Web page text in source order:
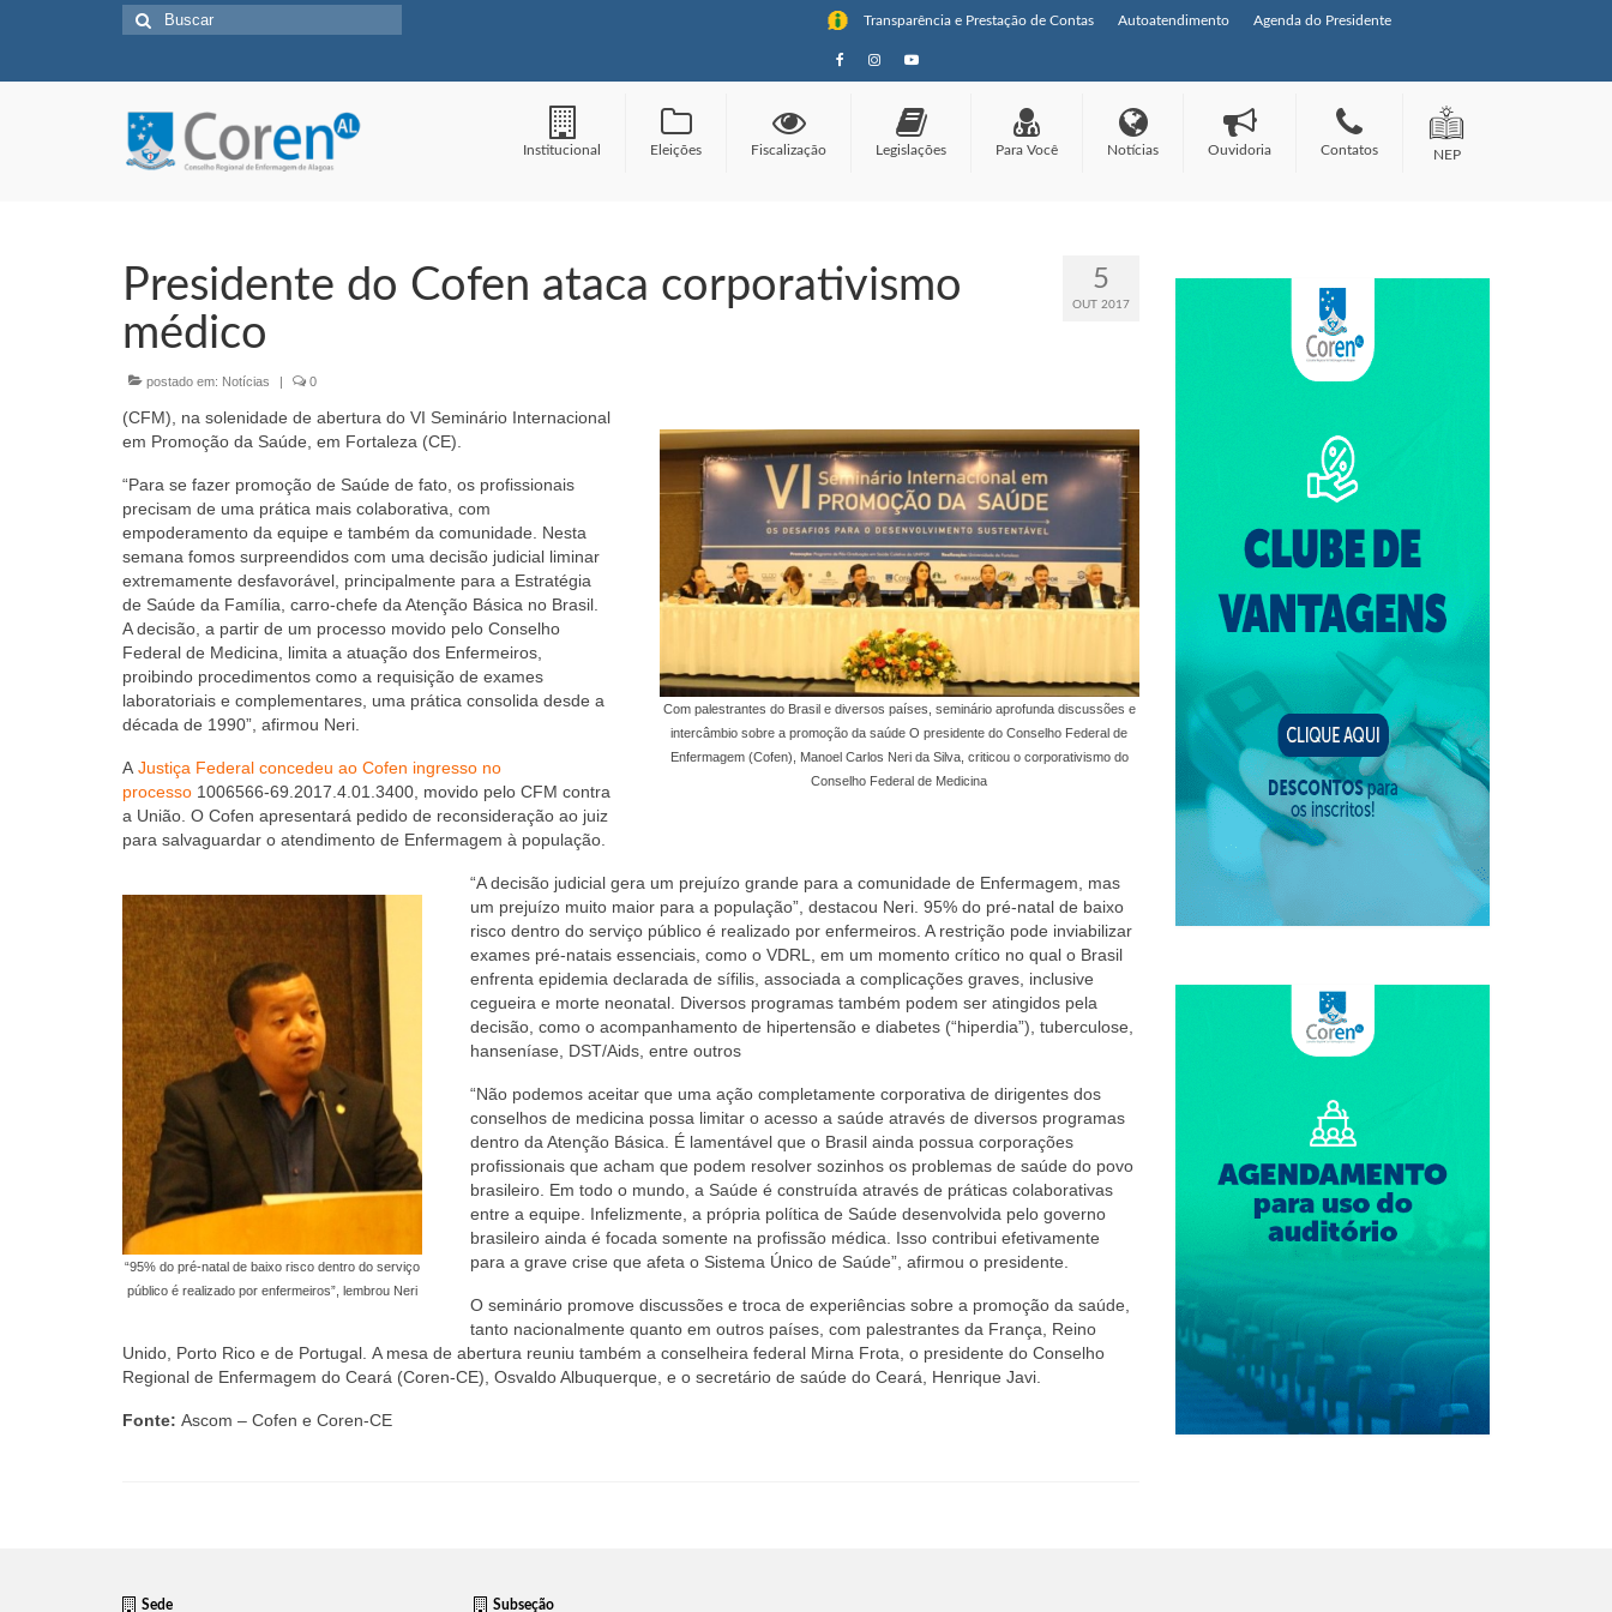
Transparência e Prestação de Contas Autoatendimento Agenda do Presidente
Buscar
por:
Institucional Eleições Fiscalização Legislações Para Você Notícias Ouvidoria Contatos NEP
5
OUT 2017
Presidente do Cofen ataca corporativismo
médico
postado em: Notícias | 0
Com palestrantes do Brasil e diversos países, seminário aprofunda discussões e
intercâmbio sobre a promoção da saúde O presidente do Conselho Federal de
Enfermagem (Cofen), Manoel Carlos Neri da Silva, criticou o corporativismo do
Conselho Federal de Medicina
(CFM), na solenidade de abertura do VI Seminário Internacional
em Promoção da Saúde, em Fortaleza (CE).
“Para se fazer promoção de Saúde de fato, os profissionais
precisam de uma prática mais colaborativa, com
empoderamento da equipe e também da comunidade. Nesta
semana fomos surpreendidos com uma decisão judicial liminar
extremamente desfavorável, principalmente para a Estratégia
de Saúde da Família, carro-chefe da Atenção Básica no Brasil.
A decisão, a partir de um processo movido pelo Conselho
Federal de Medicina, limita a atuação dos Enfermeiros,
proibindo procedimentos como a requisição de exames
laboratoriais e complementares, uma prática consolida desde a
década de 1990”, afirmou Neri.
A Justiça Federal concedeu ao Cofen ingresso no
processo 1006566-69.2017.4.01.3400, movido pelo CFM contra
a União. O Cofen apresentará pedido de reconsideração ao juiz
para salvaguardar o atendimento de Enfermagem à população.
“95% do pré-natal de baixo risco dentro do serviço
público é realizado por enfermeiros”, lembrou Neri
“A decisão judicial gera um prejuízo grande para a comunidade de Enfermagem, mas
um prejuízo muito maior para a população”, destacou Neri. 95% do pré-natal de baixo
risco dentro do serviço público é realizado por enfermeiros. A restrição pode inviabilizar
exames pré-natais essenciais, como o VDRL, em um momento crítico no qual o Brasil
enfrenta epidemia declarada de sífilis, associada a complicações graves, inclusive
cegueira e morte neonatal. Diversos programas também podem ser atingidos pela
decisão, como o acompanhamento de hipertensão e diabetes (“hiperdia”), tuberculose,
hanseníase, DST/Aids, entre outros
“Não podemos aceitar que uma ação completamente corporativa de dirigentes dos
conselhos de medicina possa limitar o acesso a saúde através de diversos programas
dentro da Atenção Básica. É lamentável que o Brasil ainda possua corporações
profissionais que acham que podem resolver sozinhos os problemas de saúde do povo
brasileiro. Em todo o mundo, a Saúde é construída através de práticas colaborativas
entre a equipe. Infelizmente, a própria política de Saúde desenvolvida pelo governo
brasileiro ainda é focada somente na profissão médica. Isso contribui efetivamente
para a grave crise que afeta o Sistema Único de Saúde”, afirmou o presidente.
O seminário promove discussões e troca de experiências sobre a promoção da saúde,
tanto nacionalmente quanto em outros países, com palestrantes da França, Reino
Unido, Porto Rico e de Portugal. A mesa de abertura reuniu também a conselheira federal Mirna Frota, o presidente do Conselho
Regional de Enfermagem do Ceará (Coren-CE), Osvaldo Albuquerque, e o secretário de saúde do Ceará, Henrique Javi.
Fonte: Ascom – Cofen e Coren-CE
Sede Subseção